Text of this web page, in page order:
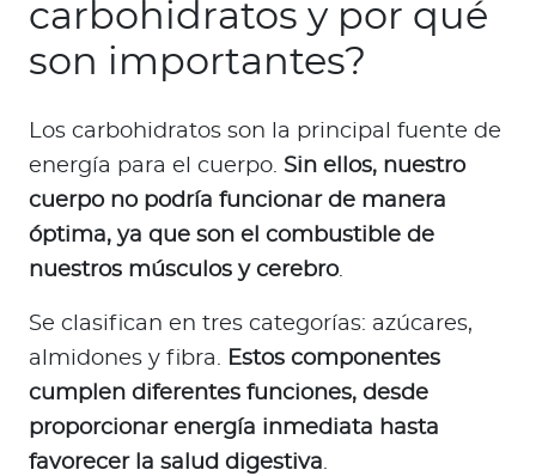
carbohidratos y por qué
son importantes?
Los carbohidratos son la principal fuente de
energía para el cuerpo. Sin ellos, nuestro
cuerpo no podría funcionar de manera
óptima, ya que son el combustible de
nuestros músculos y cerebro.
Se clasifican en tres categorías: azúcares,
almidones y fibra. Estos componentes
cumplen diferentes funciones, desde
proporcionar energía inmediata hasta
favorecer la salud digestiva.